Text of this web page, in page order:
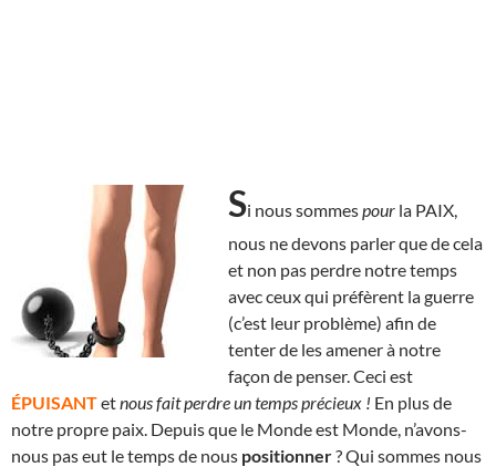
Si nous sommespour la PAIX,
nous ne devons parler que de cela
et non pas perdre notre temps
avec ceux qui préfèrent la guerre
(c’est leur problème) afin de
tenter de les amener à notre
façon de penser. Ceci est
ÉPUISANTetnous fait perdre un temps précieux ! En plus de
notre propre paix. Depuis que le Monde est Monde, n’avons-
nous pas eut le temps de nous positionner? Qui sommes nous